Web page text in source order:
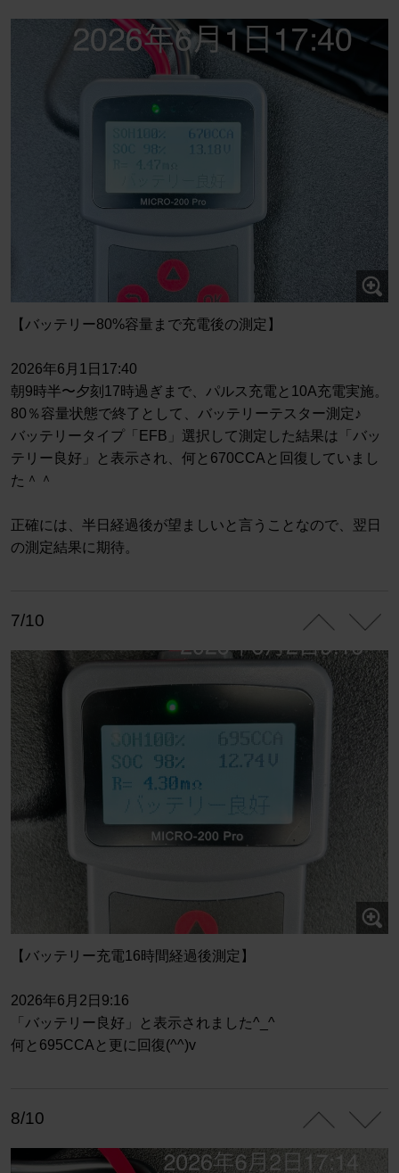
【バッテリー80%容量まで充電後の測定】
2026年6月1日17:40
朝9時半〜夕刻17時過ぎまで、パルス充電と10A充電実施。
80％容量状態で終了として、バッテリーテスター測定♪
バッテリータイプ「EFB」選択して測定した結果は「バッ
テリー良好」と表示され、何と670CCAと回復していまし
た＾＾
正確には、半日経過後が望ましいと言うことなので、翌日
の測定結果に期待。
7/10
【バッテリー充電16時間経過後測定】
2026年6月2日9:16
「バッテリー良好」と表示されました^_^
何と695CCAと更に回復(^^)v
8/10